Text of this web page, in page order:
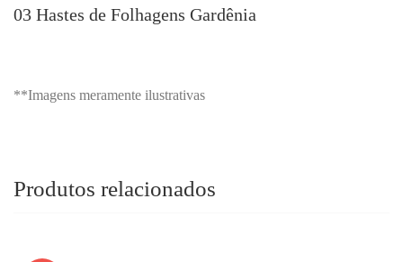
03 Hastes de Folhagens Gardênia
**Imagens meramente ilustrativas
Produtos relacionados